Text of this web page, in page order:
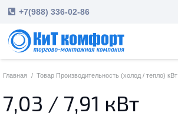
+7(988) 336-02-86
Главная / Товар Производительность (холод / тепло) кВт
7,03 / 7,91 кВт